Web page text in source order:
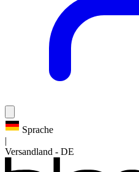
Sprache
|
Versandland - DE